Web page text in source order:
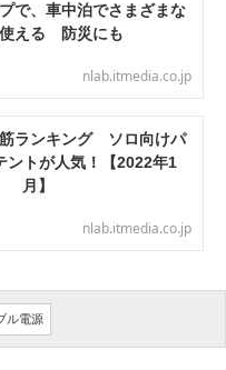
で、車中泊でさまざまな
える 防災にも
nlab.itmedia.co.jp
筋ランキング ソロ向けパ
ントが人気！【2022年1
月】
nlab.itmedia.co.jp
ル電源